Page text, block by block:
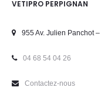
VETIPRO PERPIGNAN
955 Av. Julien Panchot
04 68 54 04 26
Contactez-nous